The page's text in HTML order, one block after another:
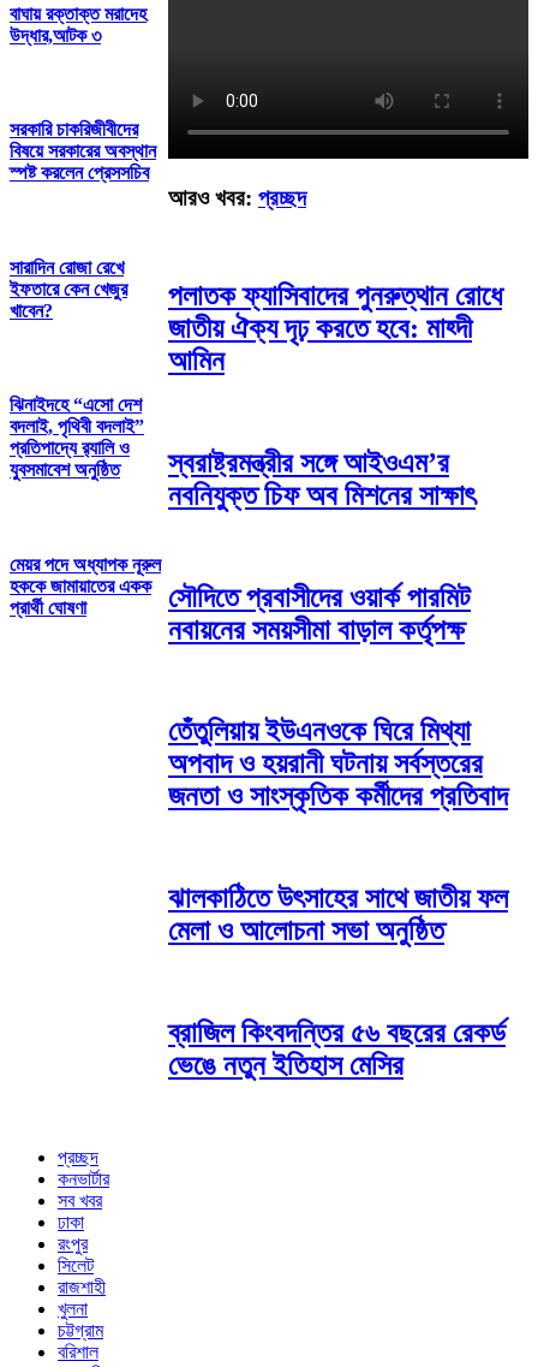
বাঘায় রক্তাক্ত মরাদেহ
উদ্ধার,আটক ৩
সরকারি চাকরিজীবীদের
বিষয়ে সরকারের অবস্থান
স্পষ্ট করলেন প্রেসসচিব
সারাদিন রোজা রেখে
ইফতারে কেন খেজুর
খাবেন?
ঝিনাইদহে “এসো দেশ
বদলাই, পৃথিবী বদলাই”
প্রতিপাদ্যে র‌্যালি ও
যুবসমাবেশ অনুষ্ঠিত
মেয়র পদে অধ্যাপক নূরুল
হককে জামায়াতের একক
প্রার্থী ঘোষণা
আরও খবর: প্রচ্ছদ
পলাতক ফ্যাসিবাদের পুনরুত্থান রোধে
জাতীয় ঐক্য দৃঢ় করতে হবে: মাহ্দী
আমিন
স্বরাষ্ট্রমন্ত্রীর সঙ্গে আইওএম’র
নবনিযুক্ত চিফ অব মিশনের সাক্ষাৎ
সৌদিতে প্রবাসীদের ওয়ার্ক পারমিট
নবায়নের সময়সীমা বাড়াল কর্তৃপক্ষ
তেঁতুলিয়ায় ইউএনওকে ঘিরে মিথ্যা
অপবাদ ও হয়রানী ঘটনায় সর্বস্তরের
জনতা ও সাংস্কৃতিক কর্মীদের প্রতিবাদ
ঝালকাঠিতে উৎসাহের সাথে জাতীয় ফল
মেলা ও আলোচনা সভা অনুষ্ঠিত
ব্রাজিল কিংবদন্তির ৫৬ বছরের রেকর্ড
ভেঙে নতুন ইতিহাস মেসির
প্রচ্ছদ
কনভার্টার
সব খবর
ঢাকা
রংপুর
সিলেট
রাজশাহী
খুলনা
চট্টগ্রাম
বরিশাল